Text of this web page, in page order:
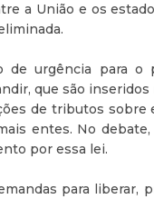
a União e os
de urgência para
que são
de tributos sobre
entes. No
por essa lei.
para liberar,